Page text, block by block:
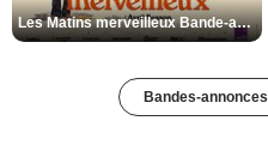
Les Matins merveilleux Bande-annonce VF
Bandes-